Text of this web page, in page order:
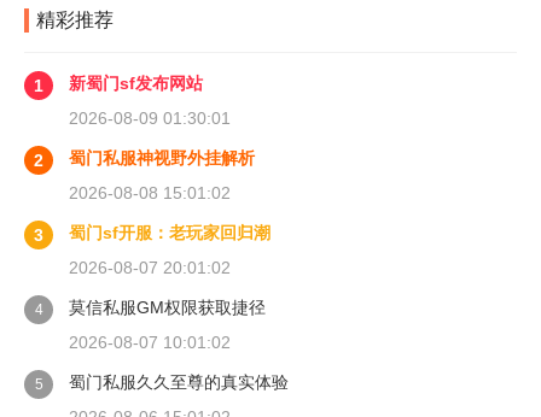
精彩推荐
1
新蜀门sf发布网站
2026-08-09 01:30:01
2
蜀门私服神视野外挂解析
2026-08-08 15:01:02
3
蜀门sf开服：老玩家回归潮
2026-08-07 20:01:02
4
莫信私服GM权限获取捷径
2026-08-07 10:01:02
5
蜀门私服久久至尊的真实体验